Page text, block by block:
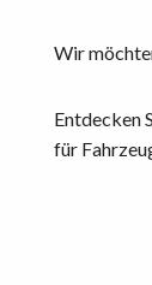
Wir
Entdecken
für